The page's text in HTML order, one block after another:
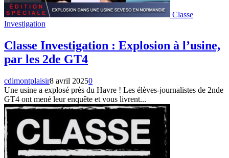
Classe
Investigation
Classe Investigation : Explosion à l’usine,
par les 2de GT4
cdimontplaisir8 avril 20250
Une usine a explosé près du Havre ! Les élèves-journalistes de 2nde
GT4 ont mené leur enquête et vous livrent...